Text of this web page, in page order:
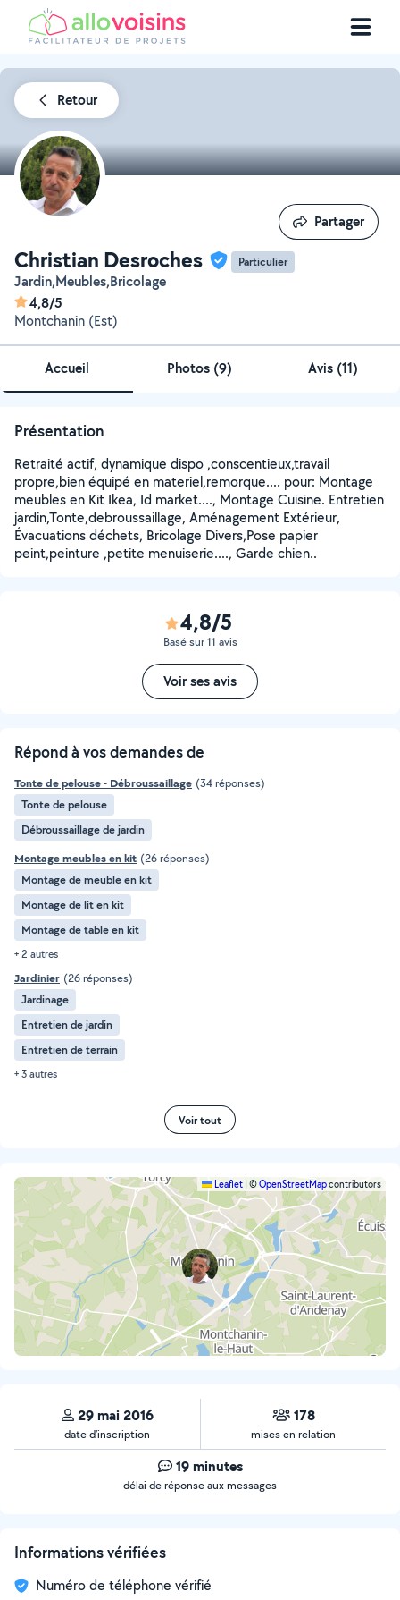
Retour
Christian Desroches Particulier
Jardin,Meubles,Bricolage
4,8/5
Montchanin (Est)
Partager
Partager
Accueil Photos (9) Avis (11)
Présentation
Retraité actif, dynamique dispo ,conscentieux,travail
propre,bien équipé en materiel,remorque.... pour: Montage
meubles en Kit Ikea, Id market...., Montage Cuisine. Entretien
jardin,Tonte,debroussaillage, Aménagement Extérieur,
Évacuations déchets, Bricolage Divers,Pose papier
peint,peinture ,petite menuiserie...., Garde chien..
4,8/5
Basé sur 11 avis
Voir ses avis
Répond à vos demandes de
Tonte de pelouse - Débroussaillage (34 réponses)
Tonte de pelouse
Débroussaillage de jardin
Montage meubles en kit (26 réponses)
Montage de meuble en kit
Montage de lit en kit
Montage de table en kit
+ 2 autres
Jardinier (26 réponses)
Jardinage
Entretien de jardin
Entretien de terrain
+ 3 autres
Voir tout
Leaflet ©OpenStreetMapcontributors
29 mai 2016
date d’inscription
178
mises en relation
19 minutes
délai de réponse aux messages
Informations vérifiées
Numéro de téléphone vérifié